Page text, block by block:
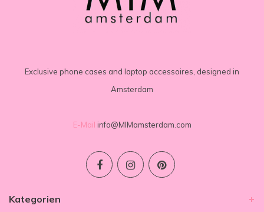
Exclusive phone cases and laptop accessoires, designed in
Amsterdam
E-Mail info@MIMamsterdam.com
Kategorien